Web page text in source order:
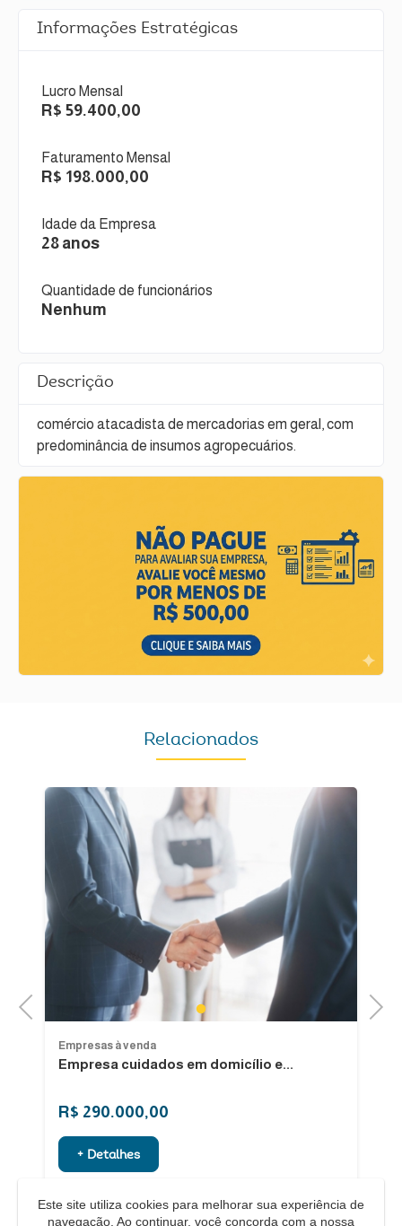
Informações Estratégicas
Lucro Mensal
R$ 59.400,00
Faturamento Mensal
R$ 198.000,00
Idade da Empresa
28 anos
Quantidade de funcionários
Nenhum
Descrição
comércio atacadista de mercadorias em geral, com
predominância de insumos agropecuários.
Relacionados
Previous 1
Empresas à venda
Empresa cuidados em domicílio e...
R$ 290.000,00
+ Detalhes
Next
Este site utiliza cookies para melhorar sua experiência de
navegação. Ao continuar, você concorda com a nossa